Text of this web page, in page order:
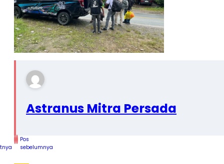
Astranus Mitra Persada
Pos
sebelumnya